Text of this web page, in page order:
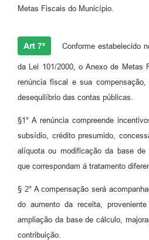
Metas Fiscais do Município.
Art 7º Conforme estabelecido
da Lei 101/2000, o Anexo de Metas
renúncia fiscal e sua
desequilíbrio das contas públicas.
§1° A renúncia compreende
subsídio, crédito presumido,
alíquota ou modificação da base
que correspondam á tratamento
§ 2° A compensação será
do aumento da receita,
ampliação da base de cálculo,
contribuição.